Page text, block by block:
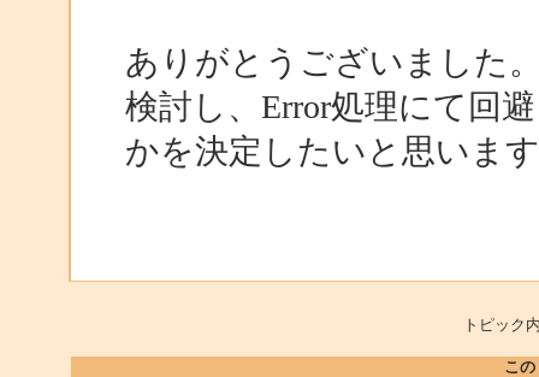
ありがとうございました
検討し、Error処理にて回
かを決定したいと思いま
トピッ
こ